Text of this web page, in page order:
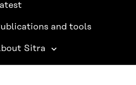
and tools
Sitra